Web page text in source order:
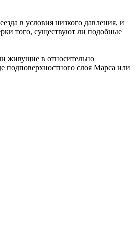
в условия низкого давления, и
того, существуют ли подобные
живущие в относительно
подповерхностного слоя Марса или